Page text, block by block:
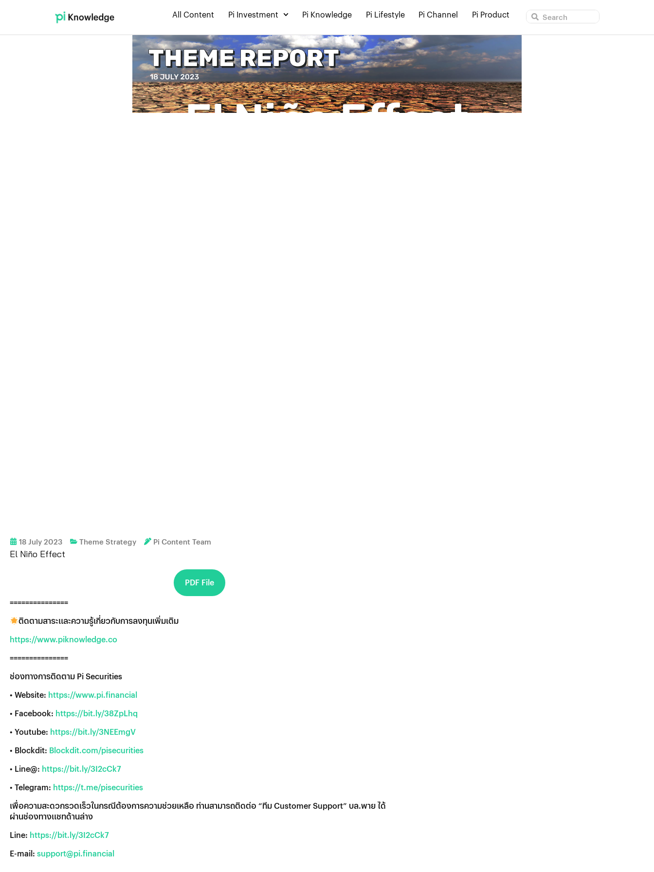
All Content Pi Investment Pi Knowledge Pi Lifestyle Pi Channel Pi Product
18 July 2023 Theme Strategy Pi Content Team
El Niño Effect
PDF File
===============
ติดตามสาระและความรู้เกี่ยวกับการลงทุนเพิ่มเติม
https://www.piknowledge.co
===============
ช่องทางการติดตาม Pi Securities
• Website: https://www.pi.financial
• Facebook: https://bit.ly/38ZpLhq
• Youtube: https://bit.ly/3NEEmgV
• Blockdit: Blockdit.com/pisecurities
• Line@: https://bit.ly/3I2cCk7
• Telegram: https://t.me/pisecurities
เพื่อความสะดวกรวดเร็วในกรณีต้องการความช่วยเหลือ ท่านสามารถติดต่อ “ทีม Customer Support” บล.พาย ได้
ผ่านช่องทางแชทด้านล่าง
Line: https://bit.ly/3I2cCk7
E-mail: support@pi.financial